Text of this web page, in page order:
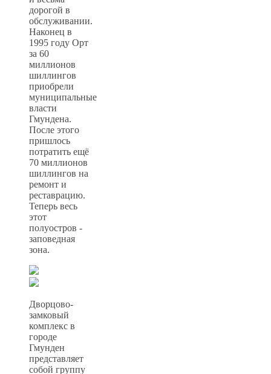
дорогой в
обслуживании.
Наконец в
1995 году Орт
за 60
миллионов
шиллингов
приобрели
муниципальные
власти
Гмундена.
После этого
пришлось
потратить ещё
70 миллионов
шиллингов на
ремонт и
реставрацию.
Теперь весь
этот
полуостров -
заповедная
зона.
Дворцово-
замковый
комплекс в
городе
Гмунден
представляет
собой группу